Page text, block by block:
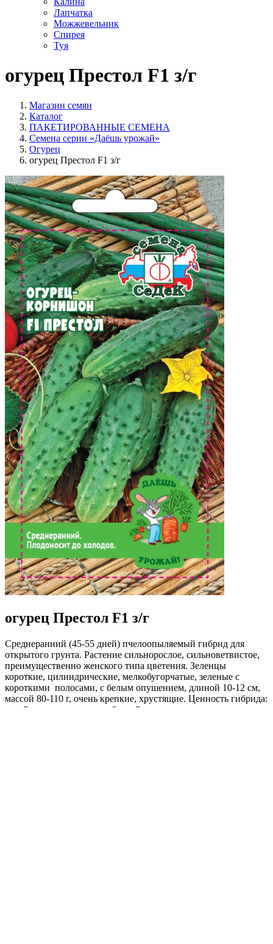
Лапчатка
Можжевельник
Спирея
Туя
огурец Престол F1 з/г
Магазин семян
Каталог
ПАКЕТИРОВАННЫЕ СЕМЕНА
Семена серии «Даёшь урожай»
Огурец
огурец Престол F1 з/г
огурец Престол F1 з/г
Среднеранний (45-55 дней) пчелоопыляемый гибрид для
открытого грунта. Растение сильнорослое, сильноветвистое,
преимущественно женского типа цветения. Зеленцы
короткие, цилиндрические, мелкобугорчатые, зеленые с
короткими полосами, с белым опушением, длиной 10-12 см,
массой 80-110 г, очень крепкие, хрустящие. Ценность гибрида:
устойчивость к вирусу табачной мозаики, парше тыквенных